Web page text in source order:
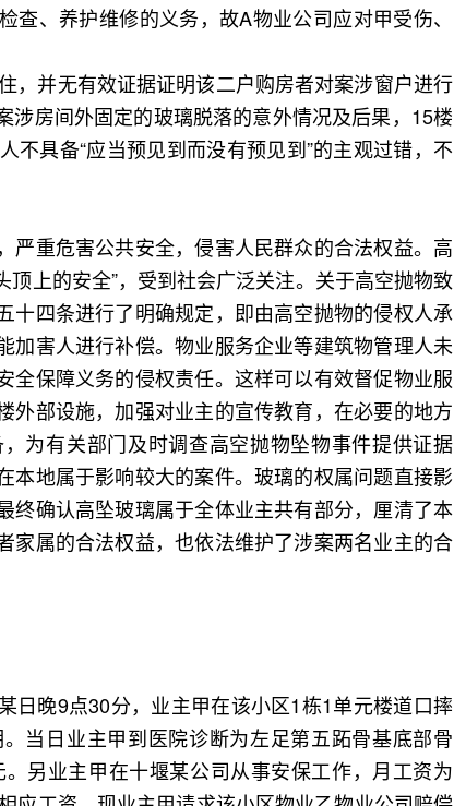
、养护维修的义务，故A物业公司应对甲受伤、
并无有效证据证明该二户购房者对案涉窗户进行
涉房间外固定的玻璃脱落的意外情况及后果，15楼
不具备“应当预见到而没有预见到”的主观过错，不
重危害公共安全，侵害人民群众的合法权益。高
顶上的安全”，受到社会广泛关注。关于高空抛物致
十四条进行了明确规定，即由高空抛物的侵权人承
加害人进行补偿。物业服务企业等建筑物管理人未
全保障义务的侵权责任。这样可以有效督促物业服
外部设施，加强对业主的宣传教育，在必要的地方
为有关部门及时调查高空抛物坠物事件提供证据
本地属于影响较大的案件。玻璃的权属问题直接影
终确认高坠玻璃属于全体业主共有部分，厘清了本
家属的合法权益，也依法维护了涉案两名业主的合
晚9点30分，业主甲在该小区1栋1单元楼道口摔
当日业主甲到医院诊断为左足第五跖骨基底部骨
另业主甲在十堰某公司从事安保工作，月工资为